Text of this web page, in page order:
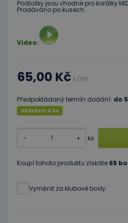
Podložky jsou vhodné pro korálky
Prodáváno po kusech.
Video:
65,00 Kč s DPH
Předpokládaný termín dodání: do
Skladem 4 ks
- + ks
Koupí tohoto produktu získáte 65
Vyměnit za klubové body